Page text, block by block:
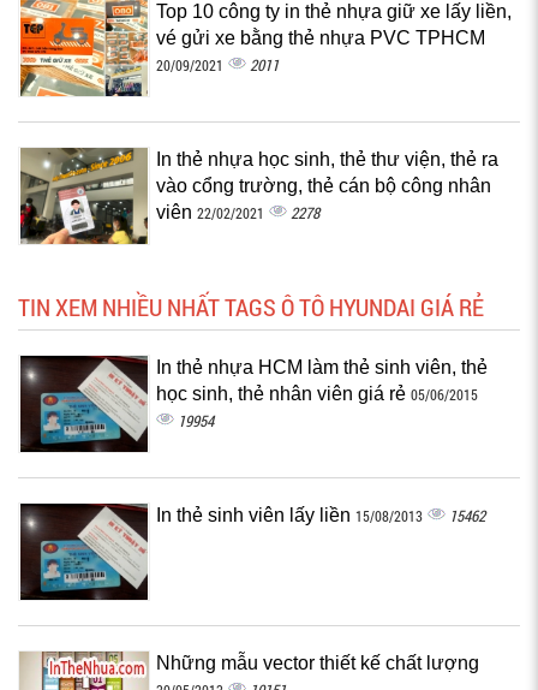
Top 10 công ty in thẻ nhựa giữ xe lấy liền,
vé gửi xe bằng thẻ nhựa PVC TPHCM
20/09/2021 2011
In thẻ nhựa học sinh, thẻ thư viện, thẻ ra
vào cổng trường, thẻ cán bộ công nhân
viên 22/02/2021 2278
TIN XEM NHIỀU NHẤT TAGS Ô TÔ HYUNDAI GIÁ RẺ
In thẻ nhựa HCM làm thẻ sinh viên, thẻ
học sinh, thẻ nhân viên giá rẻ 05/06/2015
19954
In thẻ sinh viên lấy liền 15/08/2013 15462
Những mẫu vector thiết kế chất lượng